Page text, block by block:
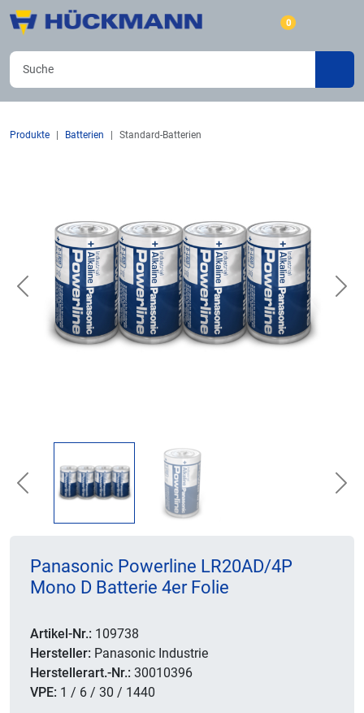
0
Produkte Batterien Standard-Batterien
Previous
Previous
Panasonic Powerline LR20AD/4P
Mono D Batterie 4er Folie
Artikel-Nr.: 109738
Hersteller: Panasonic Industrie
Herstellerart.-Nr.: 30010396
VPE: 1 / 6 / 30 / 1440